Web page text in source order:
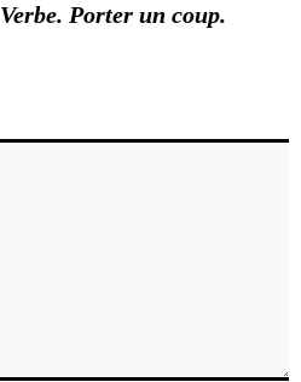
Verbe. Porter un coup.